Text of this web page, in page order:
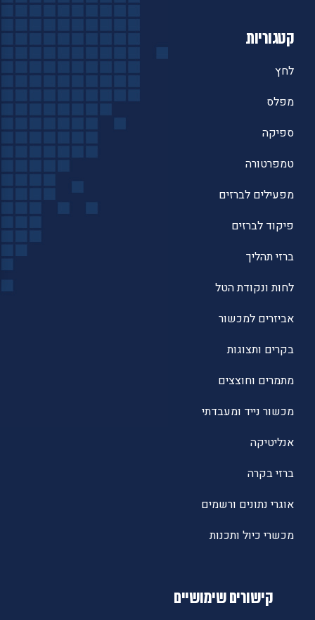
קטגוריות
לחץ
מפלס
ספיקה
טמפרטורה
מפעילים לברזים
פיקוד לברזים
ברזי תהליך
לחות ונקודת הטל
אביזרים למכשור
בקרים ותצוגות
מתמרים וחוצצים
מכשור נייד ומעבדתי
אנליטיקה
ברזי בקרה
אוגרי נתונים ורשמים
מכשרי כיול ותכנות
קישורים שימושיים